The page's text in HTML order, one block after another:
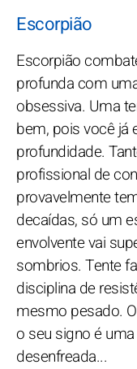
Escorpião
Escorpião
profunda com
obsessiva. Uma
bem, pois você já
profundidade.
profissional de
provavelmente
decaídas, só um
envolvente vai
sombrios. Tente
disciplina de
mesmo pesado.
o seu signo é
desenfreada...